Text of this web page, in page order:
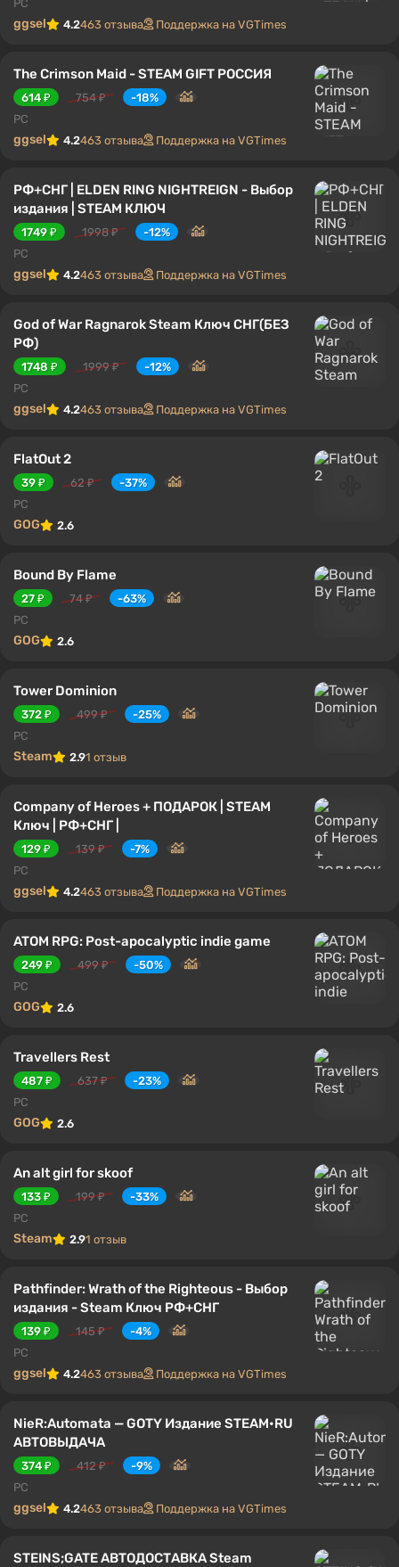
PC
ggsel 4.2463 отзыва Поддержка на VGTimes
The Crimson Maid - STEAM GIFT РОССИЯ
614 ₽ 754 ₽
-18%
PC
ggsel 4.2463 отзыва Поддержка на VGTimes
РФ+СНГ | ELDEN RING NIGHTREIGN - Выбор
издания | STEAM КЛЮЧ
1749 ₽ 1998 ₽
-12%
PC
ggsel 4.2463 отзыва Поддержка на VGTimes
God of War Ragnarok Steam Ключ СНГ(БЕЗ
РФ)
1748 ₽ 1999 ₽
-12%
PC
ggsel 4.2463 отзыва Поддержка на VGTimes
FlatOut 2
39 ₽ 62 ₽
-37%
PC
GOG 2.6
Bound By Flame
27 ₽ 74 ₽
-63%
PC
GOG 2.6
Tower Dominion
372 ₽ 499 ₽
-25%
PC
Steam 2.91 отзыв
Company of Heroes + ПОДАРОК | STEAM
Ключ | РФ+СНГ |
129 ₽ 139 ₽
-7%
PC
ggsel 4.2463 отзыва Поддержка на VGTimes
ATOM RPG: Post-apocalyptic indie game
249 ₽ 499 ₽
-50%
PC
GOG 2.6
Travellers Rest
487 ₽ 637 ₽
-23%
PC
GOG 2.6
An alt girl for skoof
133 ₽ 199 ₽
-33%
PC
Steam 2.91 отзыв
Pathfinder: Wrath of the Righteous - Выбор
издания - Steam Ключ РФ+СНГ
139 ₽ 145 ₽
-4%
PC
ggsel 4.2463 отзыва Поддержка на VGTimes
NieR:Automata — GOTY Издание STEAM•RU
АВТОВЫДАЧА
374 ₽ 412 ₽
-9%
PC
ggsel 4.2463 отзыва Поддержка на VGTimes
STEINS;GATE АВТОДОСТАВКА Steam